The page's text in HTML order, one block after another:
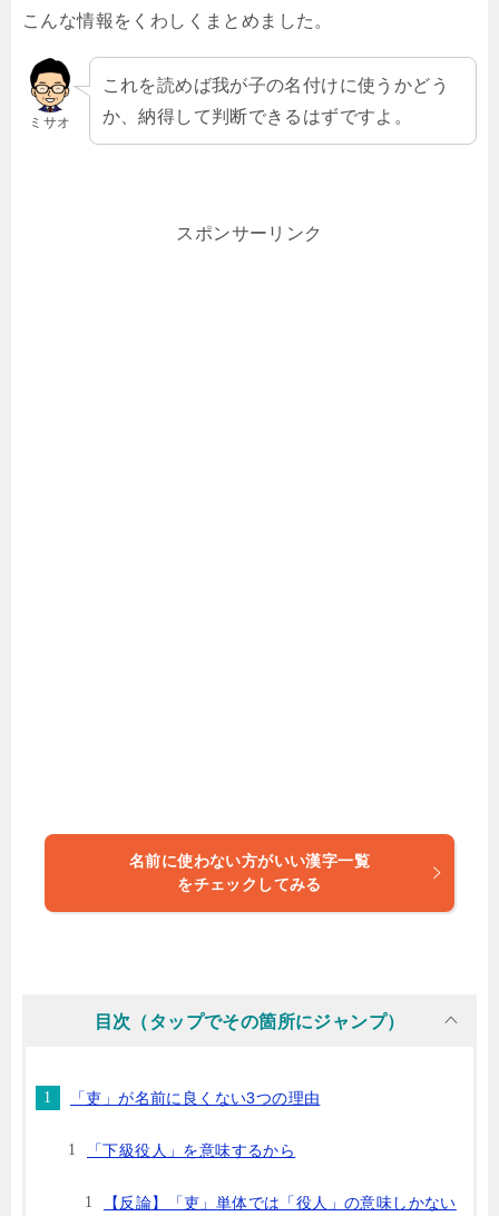
こんな情報をくわしくまとめました。
ミサオ
これを読めば我が子の名付けに使うかどう
か、納得して判断できるはずですよ。
スポンサーリンク
名前に使わない方がいい漢字一覧
をチェックしてみる
目次（タップでその箇所にジャンプ）
「吏」が名前に良くない3つの理由
「下級役人」を意味するから
【反論】「吏」単体では「役人」の意味しかない